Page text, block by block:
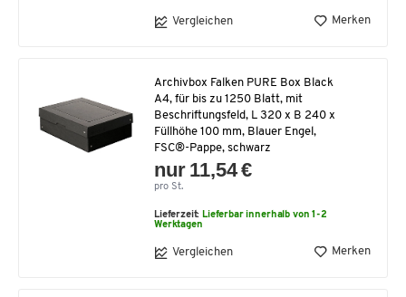
Vergleichen Merken
Archivbox Falken PURE Box Black
A4, für bis zu 1250 Blatt, mit
Beschriftungsfeld, L 320 x B 240 x
Füllhöhe 100 mm, Blauer Engel,
FSC®-Pappe, schwarz
nur 11,54 €
pro St.
Lieferzeit: Lieferbar innerhalb von 1-2
Werktagen
Vergleichen Merken